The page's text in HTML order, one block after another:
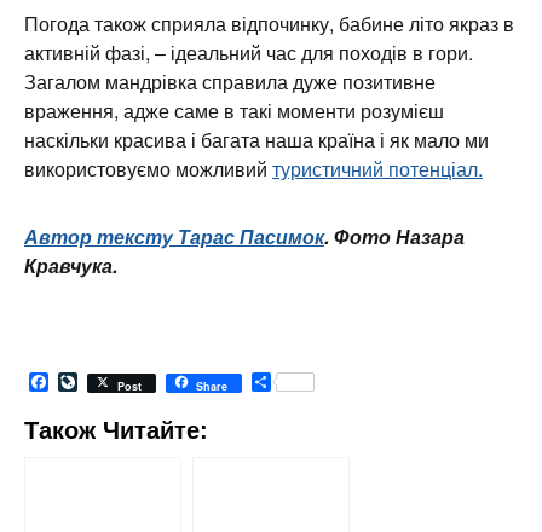
Погода також сприяла відпочинку, бабине літо якраз в
активній фазі, ‒ ідеальний час для походів в гори.
Загалом мандрівка справила дуже позитивне
враження, адже саме в такі моменти розумієш
наскільки красива і багата наша країна і як мало ми
використовуємо можливий туристичний потенціал.
Автор тексту Тарас Пасимок. Фото Назара
Кравчука.
Facebook
LiveJournal
Post Share Share
Також Читайте: